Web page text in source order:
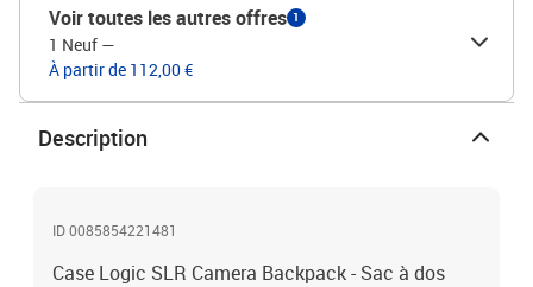
Voir toutes les autres offres 1
1 Neuf —
À partir de 112,00 €
Description
ID 0085854221481
Case Logic SLR Camera Backpack - Sac à dos